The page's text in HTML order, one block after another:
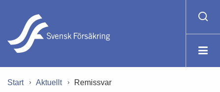
Start Aktuellt Remissvar